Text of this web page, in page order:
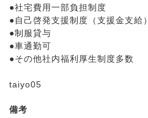
●社宅費用一部負担制度
●自己啓発支援制度（支援金支給）
●制服貸与
●車通勤可
●その他社内福利厚生制度多数
taiyo05
備考